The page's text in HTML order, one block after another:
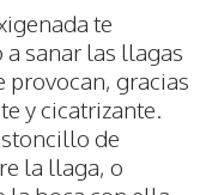
te
sanar las llagas
provocan, gracias
y cicatrizante.
de
la llaga, o